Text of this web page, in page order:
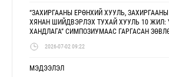
“ЗАХИРГААНЫ ЕРӨНХИЙ ХУУЛЬ,
ХЯНАН ШИЙДВЭРЛЭХ ТУХАЙ ХУУЛЬ 10 ЖИЛ:
ХАНДЛАГА” СИМПОЗИУМААС ГАРГАСАН
2026-07-02 09:22
МЭДЭЭЛЭЛ